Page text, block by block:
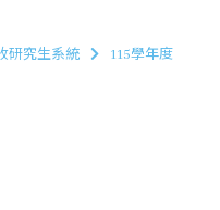
研究生系統 115學年度